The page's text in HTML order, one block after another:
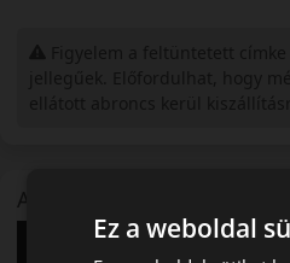
A mintázat
Ez a weboldal